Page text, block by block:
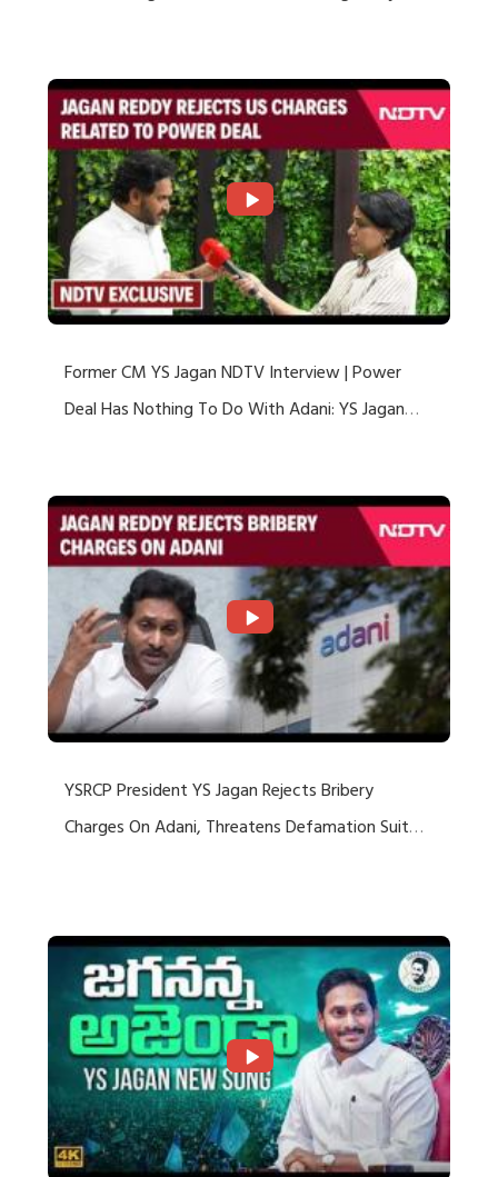
Former CM YS Jagan NDTV Interview | Power
Deal Has Nothing To Do With Adani: YS Jagan
YSRCP President YS Jagan Rejects Bribery
Charges On Adani, Threatens Defamation Suit